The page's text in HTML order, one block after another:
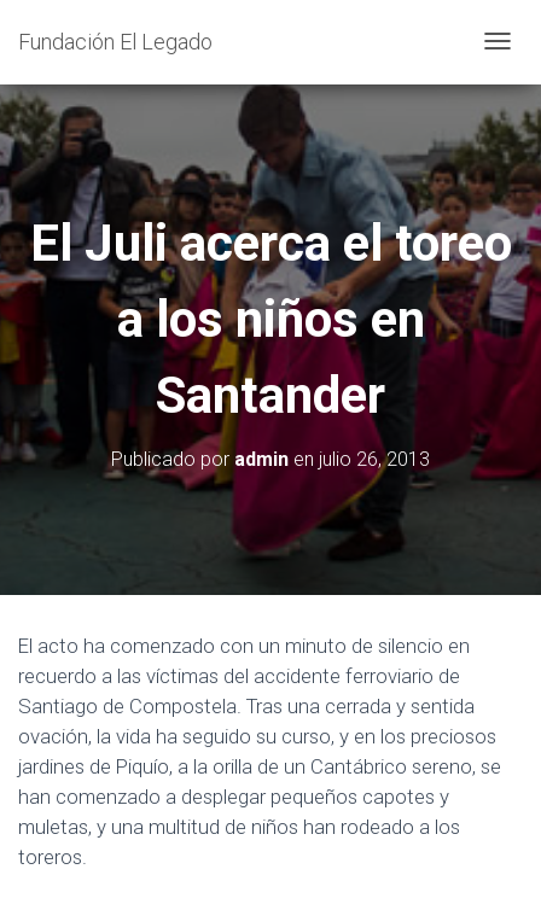
Fundación El Legado
A
M
B
A
R
M
O
D
N
A
El Juli acerca el toreo
a los niños en
Santander
Publicado por admin en julio 26, 2013
El acto ha comenzado con un minuto de silencio en
recuerdo a las víctimas del accidente ferroviario de
Santiago de Compostela. Tras una cerrada y sentida
ovación, la vida ha seguido su curso, y en los preciosos
jardines de Piquío, a la orilla de un Cantábrico sereno, se
han comenzado a desplegar pequeños capotes y
muletas, y una multitud de niños han rodeado a los
toreros.